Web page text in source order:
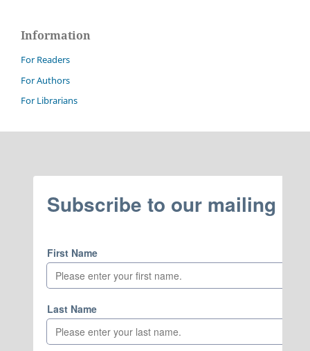
Information
For Readers
For Authors
For Librarians